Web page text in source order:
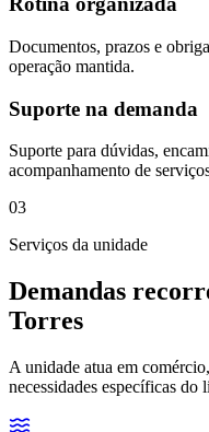
Documentos, prazos e
operação mantida.
Suporte na demanda
Suporte para dúvidas,
acompanhamento de
03
Serviços da unidade
Demandas
Torres
A unidade atua em
necessidades específicas do